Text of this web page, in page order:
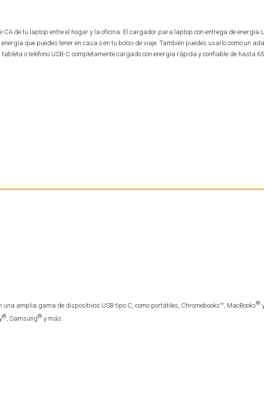
de tu laptop entre el hogar y la oficina. El cargador para laptop con entrega de energía
que puedes tener en casa o en tu bolso de viaje. También puedes usarlo como un
o teléfono USB-C completamente cargado con energía rápida y confiable de hasta 65
amplia gama de dispositivos USB tipo C, como portátiles, Chromebooks™, MacBooks®
®, Samsung® y más.